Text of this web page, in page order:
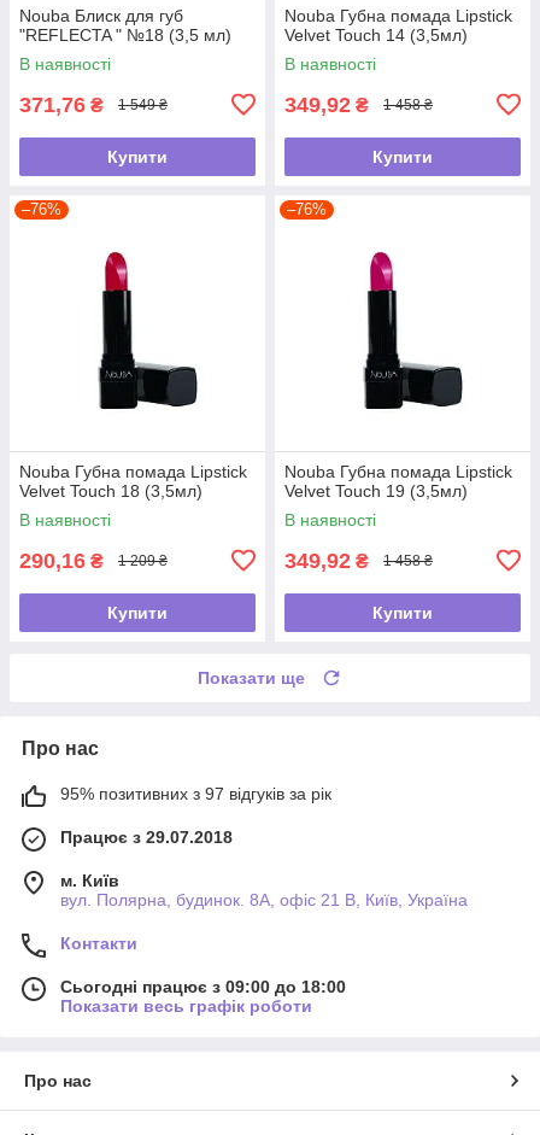
Nouba Блиск для губ
"REFLECTA " №18 (3,5 мл)
В наявності
371,76 ₴ 1 549 ₴
Купити
Nouba Губна помада Lipstick
Velvet Touch 14 (3,5мл)
В наявності
349,92 ₴ 1 458 ₴
Купити
–76%
Nouba Губна помада Lipstick
Velvet Touch 18 (3,5мл)
В наявності
290,16 ₴ 1 209 ₴
Купити
–76%
Nouba Губна помада Lipstick
Velvet Touch 19 (3,5мл)
В наявності
349,92 ₴ 1 458 ₴
Купити
Показати ще
Про нас
95% позитивних з 97 відгуків за рік
Працює з 29.07.2018
м. Київ
вул. Полярна, будинок. 8А, офіс 21 В, Київ, Україна
Контакти
Сьогодні працює з 09:00 до 18:00
Показати весь графік роботи
Про нас